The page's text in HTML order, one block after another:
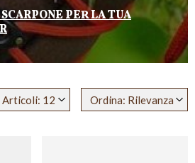
PER LA TUA
Articoli: 12 Ordina: Rilevanza